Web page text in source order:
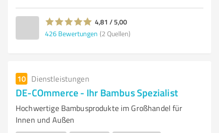
4,81 / 5,00
426 Bewertungen (2 Quellen)
10 Dienstleistungen
DE-COmmerce - Ihr Bambus Spezialist
Hochwertige Bambusprodukte im Großhandel für
Innen und Außen